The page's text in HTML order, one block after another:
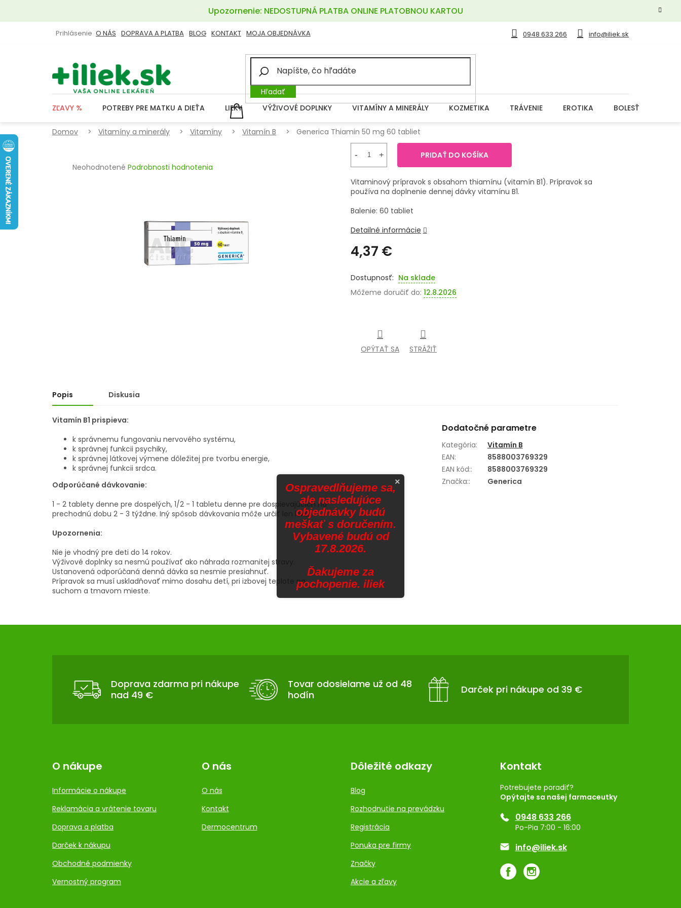
obsah
Upozornenie: NEDOSTUPNÁ PLATBA ONLINE PLATOBNOU KARTOU
0948 633 266 info@iliek.sk
O NÁS DOPRAVA A PLATBA BLOG KONTAKT MOJA OBJEDNÁVKA
Prihlásenie
Hľadať
NÁKUPNÝ
KOŠÍK
ZĽAVY % POTREBY PRE MATKU A DIEŤA LIEKY VÝŽIVOVÉ DOPLNKY VITAMÍNY A MINERÁLY KOZMETIKA TRÁVENIE EROTIKA BOLESŤ
Domov Vitamíny a minerály Vitamíny Vitamín B Generica Thiamin 50 mg 60 tabliet
Priemerné
Neohodnotené Podrobnosti hodnotenia
4,37 €
cena:
Na sklade
Môžeme doručiť do: 12.8.2026
PRIDAŤ DO KOŠÍKA
Vitaminový prípravok s obsahom thiamínu (vitamín B1). Prípravok sa
používa na doplnenie dennej dávky vitamínu B1.
Balenie: 60 tabliet
Detailné informácie
OPÝTAŤ SA STRÁŽIŤ
Popis Diskusia
Vitamín B1 prispieva:
k správnemu fungovaniu nervového systému,
k správnej funkcii psychiky,
k správnej látkovej výmene dôležitej pre tvorbu energie,
k správnej funkcii srdca.
Odporúčané dávkovanie:
1 - 2 tablety denne pre dospelých, 1/2 - 1 tabletu denne pre dospievajúcich na
prechodnú dobu 2 - 3 týždne. Iný spôsob dávkovania môže určiť len lekár.
Upozornenia:
Nie je vhodný pre deti do 14 rokov.
Výživové doplnky sa nesmú používať ako náhrada rozmanitej stravy.
Ustanovená odporúčaná denná dávka sa nesmie presiahnuť.
Prípravok sa musí uskladňovať mimo dosahu detí, pri izbovej teplote na
suchom a tmavom mieste.
Dodatočné parametre
Kategória:
Vitamín B
EAN:
8588003769329
EAN kód::
8588003769329
Značka:: Generica
Z
Doprava zdarma pri nákupe
nad 49 €
Tovar odosielame už od 48
hodín
Darček pri nákupe od 39 €
O nákupe
Informácie o nákupe
Reklamácia a vrátenie tovaru
Doprava a platba
Darček k nákupu
Obchodné podmienky
Vernostný program
O nás
O nás
Kontakt
Dermocentrum
Dôležité odkazy
Blog
Rozhodnutie na prevádzku
Registrácia
Ponuka pre firmy
Značky
Akcie a zľavy
Kontakt
Potrebujete poradiť?
Opýtajte sa našej farmaceutky
0948 633 266
Po-Pia 7:00 - 16:00
info@iliek.sk
×
Ospravedlňujeme sa,
ale nasledujúce
objednávky budú
meškať s doručením.
Vybavené budú od
17.8.2026.
Ďakujeme za
pochopenie. iliek